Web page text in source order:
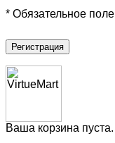
* Обязательное поле
Регистрация
Ваша корзина пуста.